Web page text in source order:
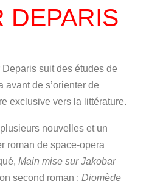
DEPARIS
suit des études de
avant de s’orienter de
exclusive vers la littérature.
nouvelles et un
roman de space-opera
Main mise sur Jakobar
second roman : Diomède